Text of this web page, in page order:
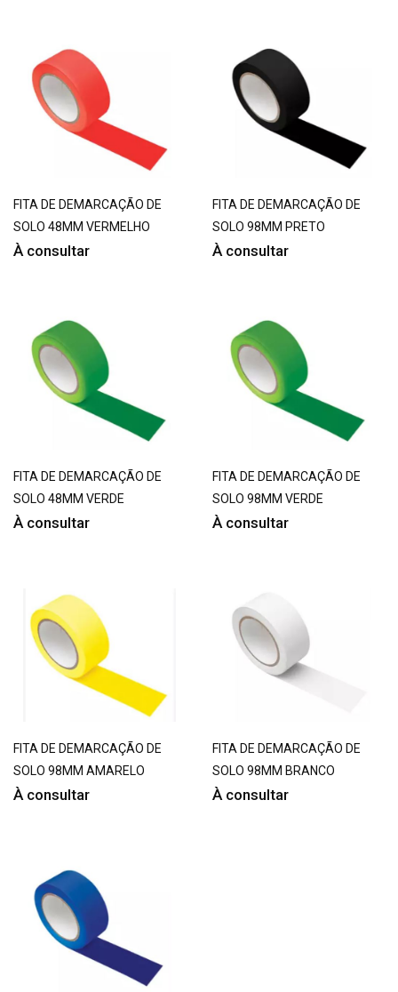
FITA DE DEMARCAÇÃO DE
SOLO 48MM VERMELHO
À consultar
FITA DE DEMARCAÇÃO DE
SOLO 98MM PRETO
À consultar
FITA DE DEMARCAÇÃO DE
SOLO 48MM VERDE
À consultar
FITA DE DEMARCAÇÃO DE
SOLO 98MM VERDE
À consultar
FITA DE DEMARCAÇÃO DE
SOLO 98MM AMARELO
À consultar
FITA DE DEMARCAÇÃO DE
SOLO 98MM BRANCO
À consultar